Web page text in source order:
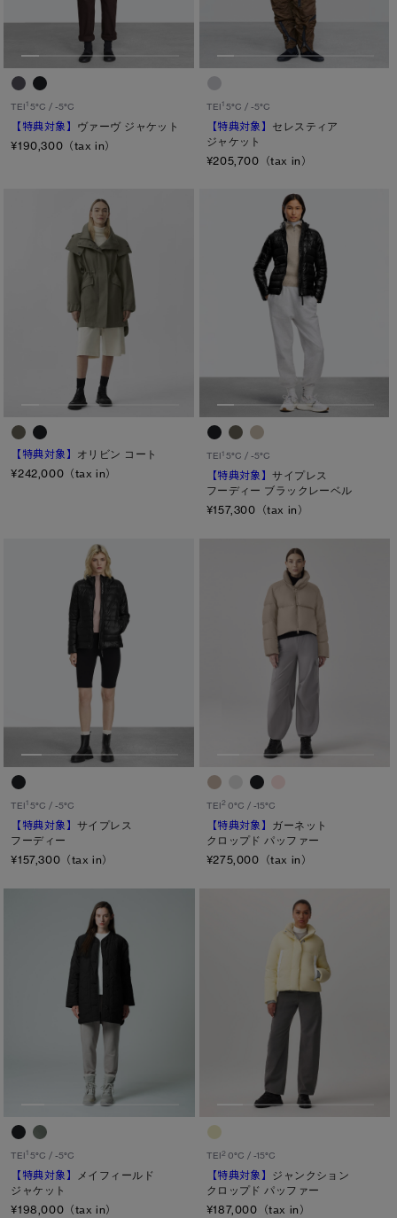
TEI1 5°C / -5°C
【特典対象】 ヴァーヴ ジャケット
¥190,300（tax in）
TEI15°C / -5°C
【特典対象】 セレスティア
ジャケット
¥205,700（tax in）
【特典対象】 オリビン コート
¥242,000（tax in）
TEI15°C / -5°C
【特典対象】サイプレス
フーディー ブラックレーベル
¥157,300（tax in）
TEI1 5°C / -5°C
【特典対象】サイプレス
フーディー
¥157,300（tax in）
TEI2 0°C / -15°C
【特典対象】 ガーネット
クロップド パッファー
¥275,000（tax in）
TEI1 5°C / -5°C
【特典対象】
メイフィールド
ジャケット
¥198,000（tax in）
TEI2 0°C / -15°C
【特典対象】 ジャンクション
クロップド パッファー
¥187,000（tax in）